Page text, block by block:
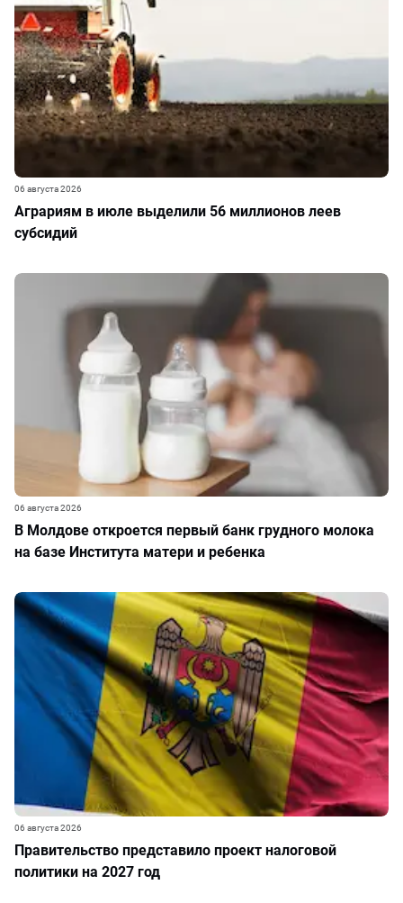
Аграриям в июле выделили 56 миллионов леев
субсидий
06 августа 2026
В Молдове откроется первый банк грудного молока
на базе Института матери и ребенка
06 августа 2026
Правительство представило проект налоговой
политики на 2027 год
06 августа 2026